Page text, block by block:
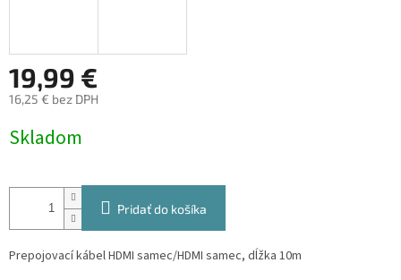
19,99 €
16,25 € bez DPH
cena:
Skladom
Pridať do košíka
Prepojovací kábel HDMI samec/HDMI samec, dĺžka 10m